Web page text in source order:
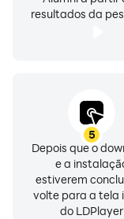
resultados da
5
Depois que o
e a
estiverem
volte para a tela
do LDPlayer